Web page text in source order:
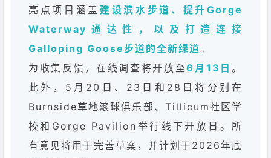
亮点项目涵盖 建设滨水步道、提升Gorge
Waterway通达性，以及打造连接
Galloping Goose步道的全新绿道。
为收集反馈，在线调查将开放至6月13日。
此外，5月20日、23日和28日将分别在
Burnside草地滚球俱乐部、Tillicum社区学
校和Gorge Pavilion举行线下开放日。所
有意见将用于完善草案，并计划于2026年底